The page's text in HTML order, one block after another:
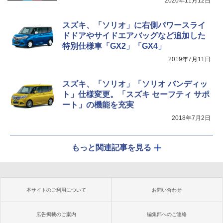
スズキ、「ソリオ」に右側パワースライ
ドドアやサイドエアバッグなど追加した
特別仕様車「GX2」「GX4」
2019年7月11日
スズキ、「ソリオ」「ソリオ バンディッ
ト」仕様変更。「スズキ セーフティ サポ
ート」の機能を充実
2018年7月2日
もっと関連記事を見る
本サイトのご利用について お問い合わせ
広告掲載のご案内 編集部へのご連絡